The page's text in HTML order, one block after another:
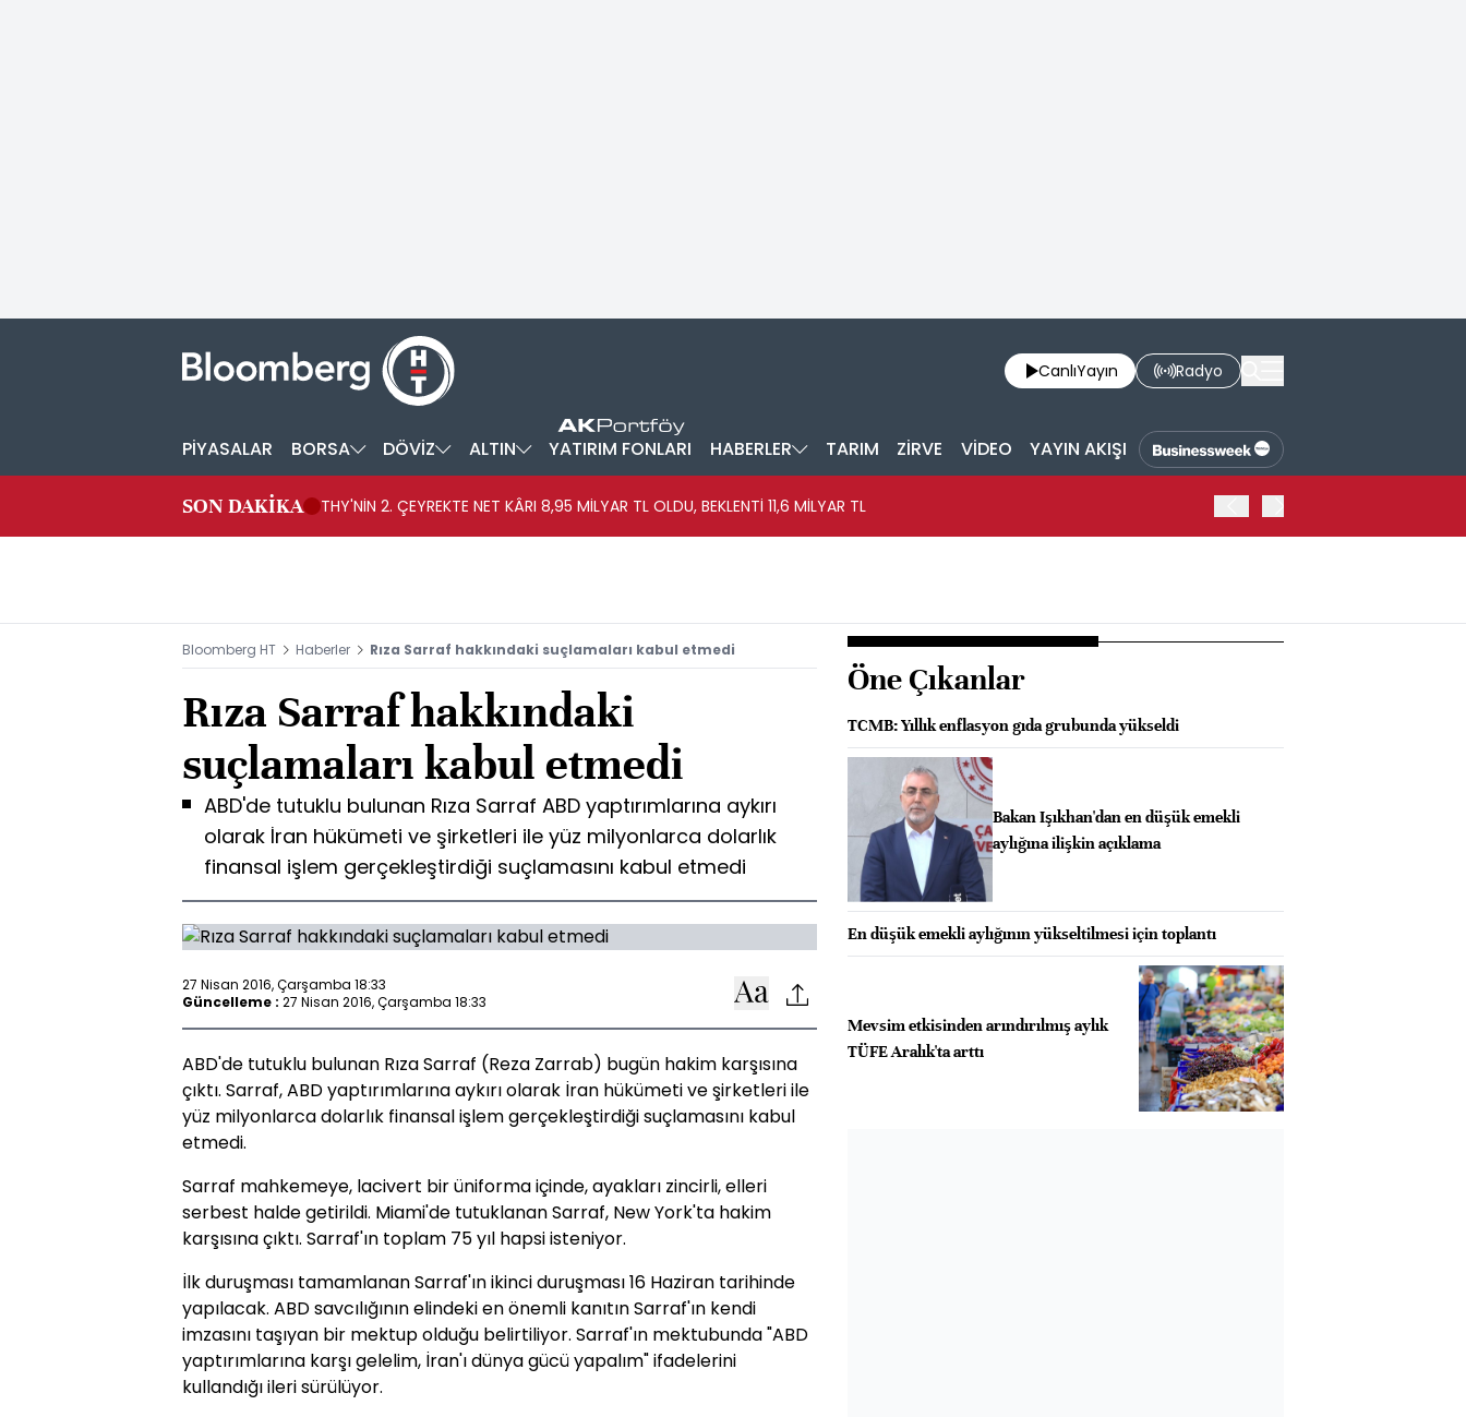
CanlıYayın Radyo
PİYASALAR BORSA DÖVİZ ALTIN YATIRIM FONLARI HABERLER TARIM ZİRVE VİDEO YAYIN AKIŞI
SON DAKİKA THY'NİN 2. ÇEYREKTE NET KÂRI 8,95 MİLYAR TL OLDU, BEKLENTİ 11,6 MİLYAR TL
Bloomberg HT Haberler Rıza Sarraf hakkındaki suçlamaları kabul etmedi
Rıza Sarraf hakkındaki
suçlamaları kabul etmedi
ABD'de tutuklu bulunan Rıza Sarraf ABD yaptırımlarına aykırı
olarak İran hükümeti ve şirketleri ile yüz milyonlarca dolarlık
finansal işlem gerçekleştirdiği suçlamasını kabul etmedi
27 Nisan 2016, Çarşamba 18:33
Güncelleme : 27 Nisan 2016, Çarşamba 18:33
ABD'de tutuklu bulunan Rıza Sarraf (Reza Zarrab) bugün hakim karşısına
çıktı. Sarraf, ABD yaptırımlarına aykırı olarak İran hükümeti ve şirketleri ile
yüz milyonlarca dolarlık finansal işlem gerçekleştirdiği suçlamasını kabul
etmedi.
Sarraf mahkemeye, lacivert bir üniforma içinde, ayakları zincirli, elleri
serbest halde getirildi. Miami'de tutuklanan Sarraf, New York'ta hakim
karşısına çıktı. Sarraf'ın toplam 75 yıl hapsi isteniyor.
İlk duruşması tamamlanan Sarraf'ın ikinci duruşması 16 Haziran tarihinde
yapılacak. ABD savcılığının elindeki en önemli kanıtın Sarraf'ın kendi
imzasını taşıyan bir mektup olduğu belirtiliyor. Sarraf'ın mektubunda "ABD
yaptırımlarına karşı gelelim, İran'ı dünya gücü yapalım" ifadelerini
kullandığı ileri sürülüyor.
Öne Çıkanlar
TCMB: Yıllık enflasyon gıda grubunda yükseldi
Bakan Işıkhan'dan en düşük emekli
aylığına ilişkin açıklama
En düşük emekli aylığının yükseltilmesi için toplantı
Mevsim etkisinden arındırılmış aylık
TÜFE Aralık'ta arttı